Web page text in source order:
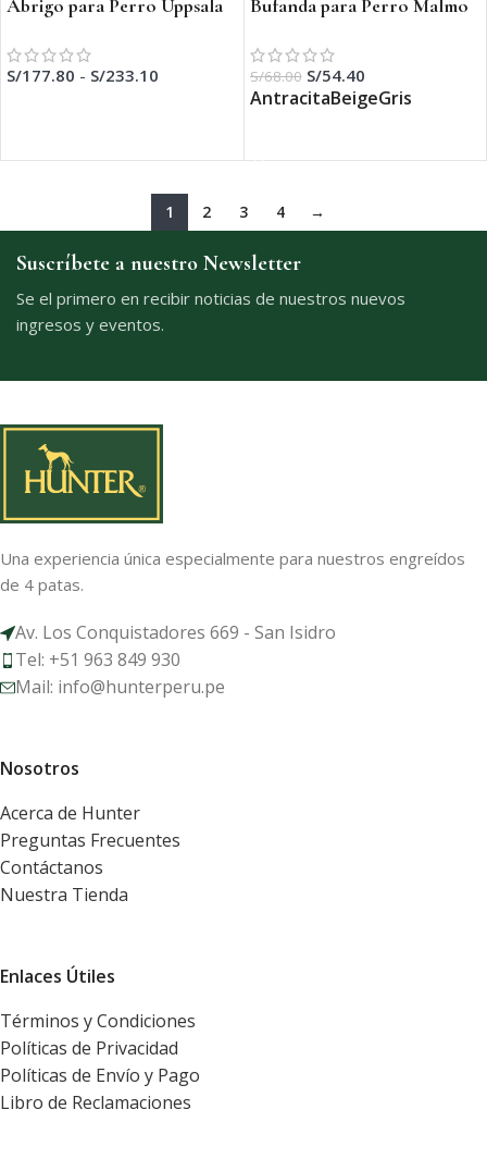
Abrigo para Perro Uppsala
S/177.80 - S/233.10
Bufanda para Perro Malmo
S/68.00 S/54.40
AntracitaBeigeGris
1 2 3 4 →
Suscríbete a nuestro Newsletter
Se el primero en recibir noticias de nuestros nuevos
ingresos y eventos.
Una experiencia única especialmente para nuestros engreídos
de 4 patas.
Av. Los Conquistadores 669 - San Isidro
Tel: +51 963 849 930
Mail: info@hunterperu.pe
Nosotros
Acerca de Hunter
Preguntas Frecuentes
Contáctanos
Nuestra Tienda
Enlaces Útiles
Términos y Condiciones
Políticas de Privacidad
Políticas de Envío y Pago
Libro de Reclamaciones